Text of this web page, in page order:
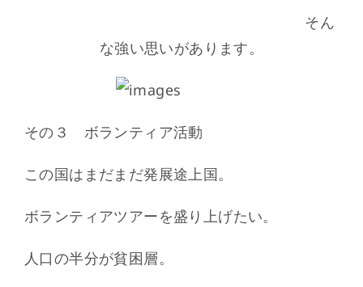
そん
な強い思いがあります。
その３ ボランティア活動
この国はまだまだ発展途上国。
ボランティアツアーを盛り上げたい。
人口の半分が貧困層。